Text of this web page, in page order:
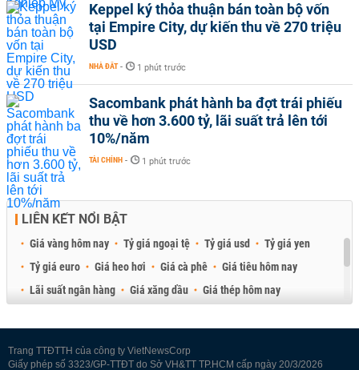
Keppel ký thỏa thuận bán toàn bộ vốn
tại Empire City, dự kiến thu về 270 triệu
USD
NHÀ ĐẤT - 1 phút trước
Sacombank phát hành ba đợt trái phiếu
thu về hơn 3.600 tỷ, lãi suất trả lên tới
10%/năm
TÀI CHÍNH - 1 phút trước
LIÊN KẾT NỔI BẬT
Giá vàng hôm nay Tỷ giá ngoại tệ Tỷ giá usd
Tỷ giá yen
Tỷ giá euro
Giá heo hơi Giá cà phê
Giá tiêu hôm nay
Lãi suất ngân hàng
Giá xăng dầu
Giá thép hôm nay
Trang TTĐTTH của công ty VietNewsCorp
Giấy phép số 3323/GP-TTĐT do Sở VH&TT TP.HCM cấp ngày 20/3/2026